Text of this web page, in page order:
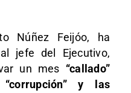
Núñez Feijóo, ha
jefe del Ejecutivo,
un mes “callado”
y las